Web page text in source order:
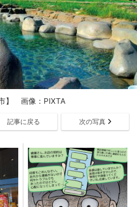
】 画像：PIXTA
記事に戻る 次の写真